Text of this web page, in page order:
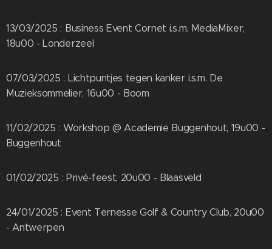
13/03/2025 : Business Event Cornet i.s.m. MediaMixer,
18u00 - Londerzeel
07/03/2025 : Lichtpuntjes tegen kanker i.s.m. De
Muzieksommelier, 16u00 - Boom
11/02/2025 : Workshop @ Academie Buggenhout, 19u00 -
Buggenhout
01/02/2025 : Privé-feest, 20u00 - Blaasveld
24/01/2025 : Event Ternesse Golf & Country Club, 20u00
- Antwerpen